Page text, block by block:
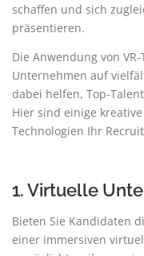
schaffen und sich
präsentieren.
Die Anwendung von
Unternehmen auf
dabei helfen, Top-
Hier sind einige
Technologien Ihr
1. Virtuelle
Bieten Sie Kandidaten
einer immersiven